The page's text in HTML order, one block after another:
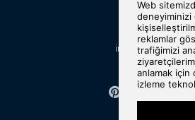
+90 224
E-Posta
Bizi Takip